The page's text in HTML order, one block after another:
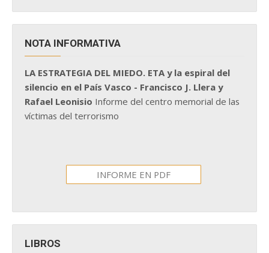
NOTA INFORMATIVA
LA ESTRATEGIA DEL MIEDO. ETA y la espiral del
silencio en el País Vasco - Francisco J. Llera y
Rafael Leonisio Informe del centro memorial de las
víctimas del terrorismo
INFORME EN PDF
LIBROS